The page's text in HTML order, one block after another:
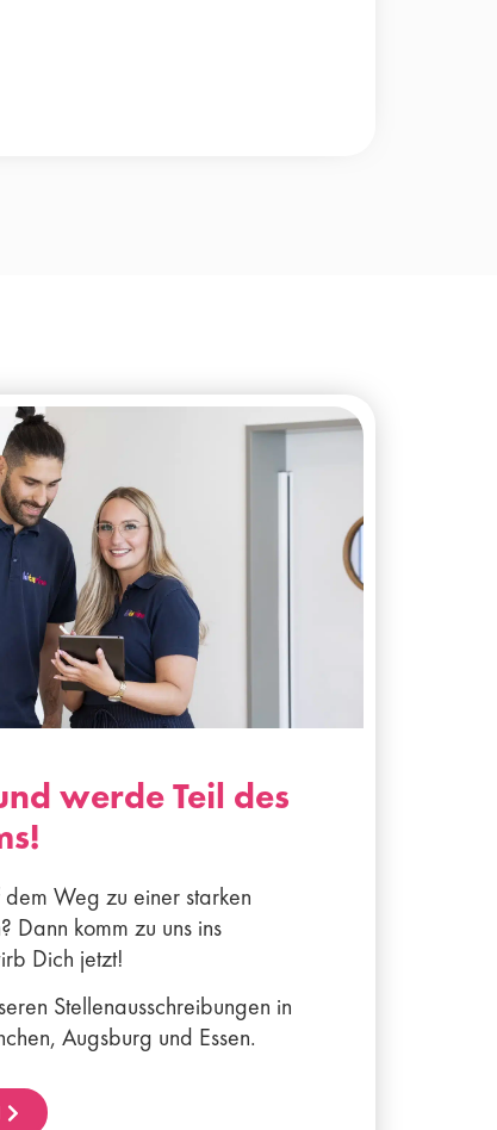
werde Teil des
Weg zu einer starken
Dann komm zu uns ins
Dich jetzt!
Stellenausschreibungen in
Augsburg und Essen.